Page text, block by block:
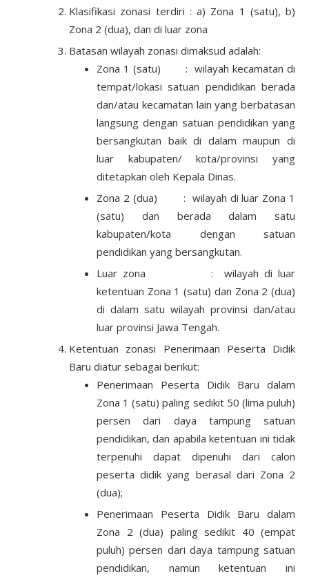
Klasifikasi zonasi terdiri : a) Zona 1 (satu), b)
Zona 2 (dua), dan di luar zona
Batasan wilayah zonasi dimaksud adalah:
Zona 1 (satu) : wilayah kecamatan di
tempat/lokasi satuan pendidikan berada
dan/atau kecamatan lain yang berbatasan
langsung dengan satuan pendidikan yang
bersangkutan baik di dalam maupun di
luar kabupaten/ kota/provinsi yang
ditetapkan oleh Kepala Dinas.
Zona 2 (dua) : wilayah di luar Zona 1
(satu) dan berada dalam satu
kabupaten/kota dengan satuan
pendidikan yang bersangkutan.
Luar zona : wilayah di luar
ketentuan Zona 1 (satu) dan Zona 2 (dua)
di dalam satu wilayah provinsi dan/atau
luar provinsi Jawa Tengah.
Ketentuan zonasi Penerimaan Peserta Didik
Baru diatur sebagai berikut:
Penerimaan Peserta Didik Baru dalam
Zona 1 (satu) paling sedikit 50 (lima puluh)
persen dari daya tampung satuan
pendidikan, dan apabila ketentuan ini tidak
terpenuhi dapat dipenuhi dari calon
peserta didik yang berasal dari Zona 2
(dua);
Penerimaan Peserta Didik Baru dalam
Zona 2 (dua) paling sedikit 40 (empat
puluh) persen dari daya tampung satuan
pendidikan, namun ketentuan ini